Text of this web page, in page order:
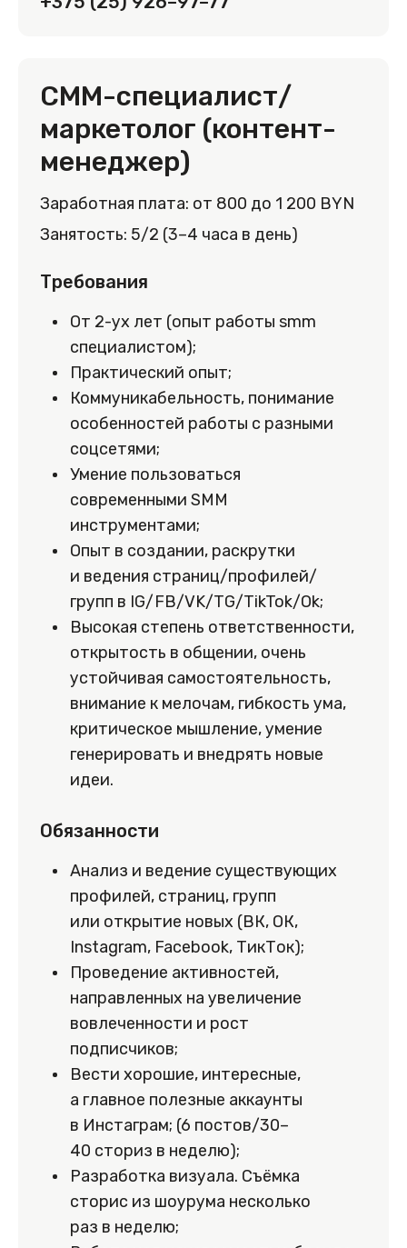
СММ-специалист/
маркетолог (контент-
менеджер)
Заработная плата: от 800 до 1 200 BYN
Занятость: 5/2 (3–4 часа в день)
Требования
От 2-ух лет (опыт работы smm
специалистом);
Практический опыт;
Коммуникабельность, понимание
особенностей работы с разными
соцсетями;
Умение пользоваться
современными SMM
инструментами;
Опыт в создании, раскрутки
и ведения страниц/профилей/
групп в IG/FB/VK/TG/TikTok/Ok;
Высокая степень ответственности,
открытость в общении, очень
устойчивая самостоятельность,
внимание к мелочам, гибкость ума,
критическое мышление, умение
генерировать и внедрять новые
идеи.
Обязанности
Анализ и ведение существующих
профилей, страниц, групп
или открытие новых (ВК, ОК,
Instagram, Facebook, ТикТок);
Проведение активностей,
направленных на увеличение
вовлеченности и рост
подписчиков;
Вести хорошие, интересные,
а главное полезные аккаунты
в Инстаграм; (6 постов/30–
40 сториз в неделю);
Разработка визуала. Съёмка
сторис из шоурума несколько
раз в неделю;